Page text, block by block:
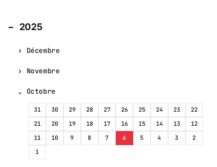
2025
Décembre
Novembre
Octobre
31 30 29 28 27 26 25 24 23
22
21
20 19 18 17 16 15 14 13
12
11
10 9 8 7 6 5 4 3
2
1